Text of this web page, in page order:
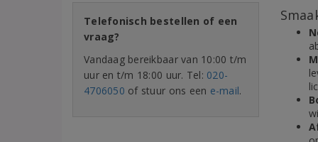
Telefonisch bestellen of een
vraag?
Vandaag bereikbaar van 10:00 t/m
uur en t/m 18:00 uur. Tel: 020-
4706050 of stuur ons een e-mail.